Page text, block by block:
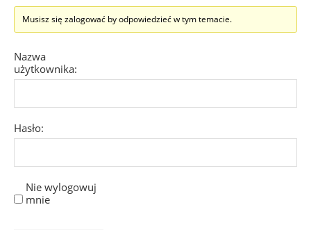
Musisz się zalogować by odpowiedzieć w tym temacie.
Nazwa
użytkownika:
Hasło:
Nie wylogowuj
mnie